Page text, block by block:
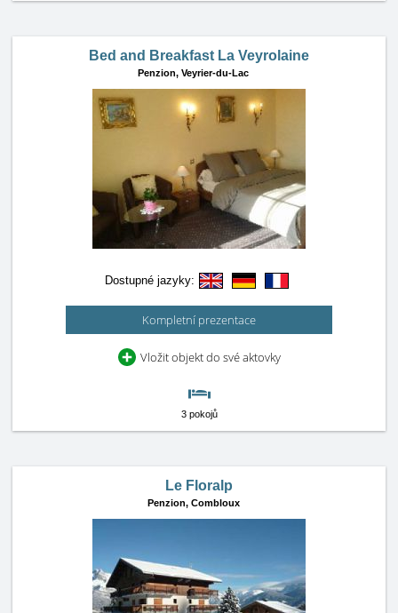
Bed and Breakfast La Veyrolaine
Penzion, Veyrier-du-Lac
Dostupné jazyky:
Kompletní prezentace
Vložit objekt do své aktovky
3 pokojů
Le Floralp
Penzion, Combloux